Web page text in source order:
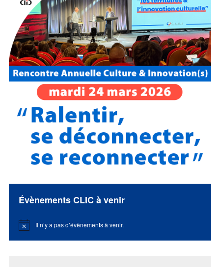
Évènements CLIC à venir
Notice Il n’y a pas d’évènements à venir.